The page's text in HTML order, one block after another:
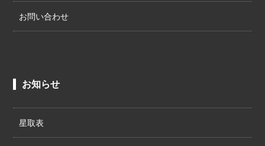
お問い合わせ
お知らせ
星取表